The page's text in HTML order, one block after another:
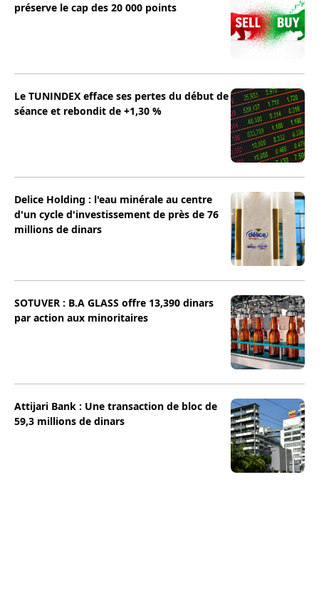
préserve le cap des 20 000 points
Le TUNINDEX efface ses pertes du début de
séance et rebondit de +1,30 %
Delice Holding : l'eau minérale au centre
d'un cycle d'investissement de près de 76
millions de dinars
SOTUVER : B.A GLASS offre 13,390 dinars
par action aux minoritaires
Attijari Bank : Une transaction de bloc de
59,3 millions de dinars